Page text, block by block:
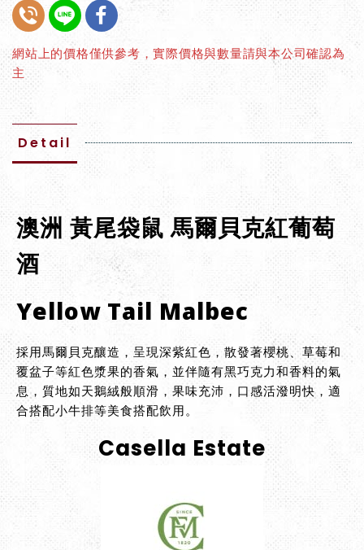
網站上的價格僅供參考，實際價格與數量請與本公司確認為
主
Detail
澳洲 黃尾袋鼠 馬爾貝克紅葡萄
酒
Yellow Tail Malbec
採用馬爾貝克釀造，呈現深紫紅色，散發著櫻桃、草莓和
覆盆子等紅色漿果的香氣，並伴隨有黑巧克力和香料的氣
息，質地如天鵝絨般順滑，果味充沛，口感活潑明快，適
合搭配小牛排等美食搭配飲用。
Casella Estate